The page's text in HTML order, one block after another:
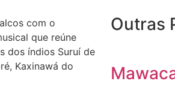
com o
que reúne
dos índios Suruí de
Kaxinawá do
Outras